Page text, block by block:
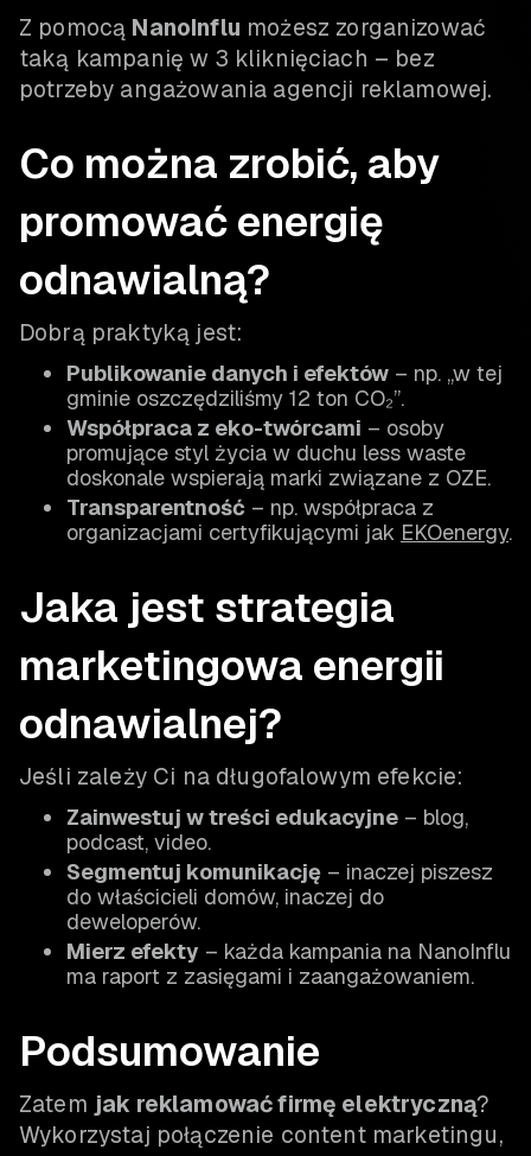
Z pomocą NanoInflu możesz zorganizować
taką kampanię w 3 kliknięciach – bez
potrzeby angażowania agencji reklamowej.
Co można zrobić, aby
promować energię
odnawialną?
Dobrą praktyką jest:
Publikowanie danych i efektów – np. „w tej
gminie oszczędziliśmy 12 ton CO₂”.
Współpraca z eko-twórcami – osoby
promujące styl życia w duchu less waste
doskonale wspierają marki związane z OZE.
Transparentność – np. współpraca z
organizacjami certyfikującymi jak EKOenergy.
Jaka jest strategia
marketingowa energii
odnawialnej?
Jeśli zależy Ci na długofalowym efekcie:
Zainwestuj w treści edukacyjne – blog,
podcast, video.
Segmentuj komunikację – inaczej piszesz
do właścicieli domów, inaczej do
deweloperów.
Mierz efekty – każda kampania na NanoInflu
ma raport z zasięgami i zaangażowaniem.
Podsumowanie
Zatem jak reklamować firmę elektryczną?
Wykorzystaj połączenie content marketingu,